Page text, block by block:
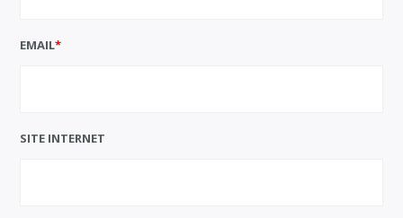
EMAIL*
SITE INTERNET